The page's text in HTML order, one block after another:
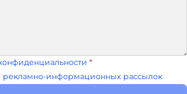
*
рекламно-информационных рассылок